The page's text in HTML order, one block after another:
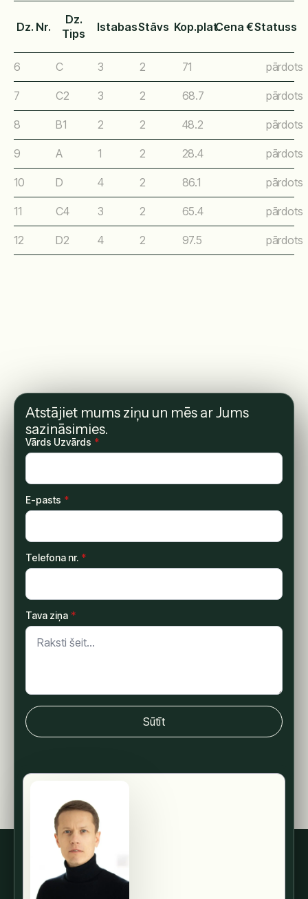
Dz. Nr.
Dz.
Tips
IstabasStāvs Kop.plat.Cena €Statuss
6 C 3 2 71 pārdots
7 C2 3 2 68.7 pārdots
8 B1 2 2 48.2 pārdots
9 A 1 2 28.4 pārdots
10 D 4 2 86.1 pārdots
11 C4 3 2 65.4 pārdots
12 D2 4 2 97.5 pārdots
Atstājiet mums ziņu un mēs ar Jums
sazināsimies.
Vārds Uzvārds *
E-pasts *
Telefona nr. *
Tava ziņa *
Sūtīt